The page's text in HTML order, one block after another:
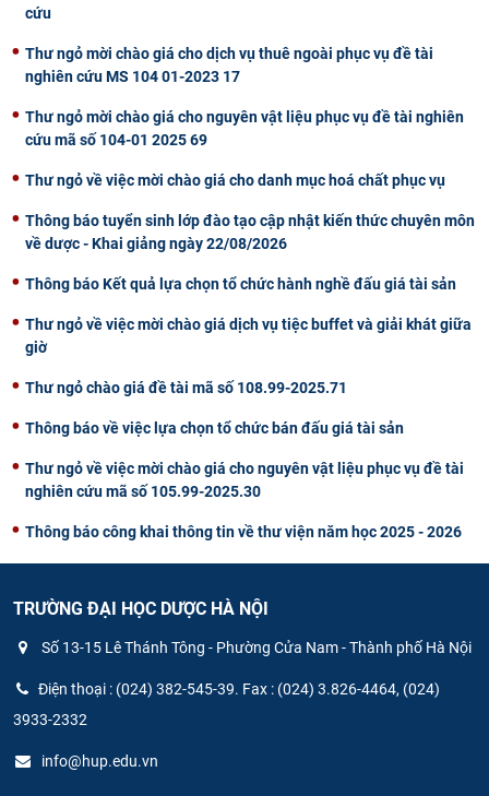
cứu
Thư ngỏ mời chào giá cho dịch vụ thuê ngoài phục vụ đề tài
nghiên cứu MS 104 01-2023 17
Thư ngỏ mời chào giá cho nguyên vật liệu phục vụ đề tài nghiên
cứu mã số 104-01 2025 69
Thư ngỏ về việc mời chào giá cho danh mục hoá chất phục vụ
Thông báo tuyển sinh lớp đào tạo cập nhật kiến thức chuyên môn
về dược - Khai giảng ngày 22/08/2026
Thông báo Kết quả lựa chọn tổ chức hành nghề đấu giá tài sản
Thư ngỏ về việc mời chào giá dịch vụ tiệc buffet và giải khát giữa
giờ
Thư ngỏ chào giá đề tài mã số 108.99-2025.71
Thông báo về việc lựa chọn tổ chức bán đấu giá tài sản
Thư ngỏ về việc mời chào giá cho nguyên vật liệu phục vụ đề tài
nghiên cứu mã số 105.99-2025.30
Thông báo công khai thông tin về thư viện năm học 2025 - 2026
TRƯỜNG ĐẠI HỌC DƯỢC HÀ NỘI
Số 13-15 Lê Thánh Tông - Phường Cửa Nam - Thành phố Hà Nội
Điện thoại : (024) 382-545-39. Fax : (024) 3.826-4464, (024)
3933-2332
info@hup.edu.vn